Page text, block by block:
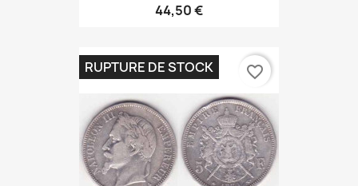
44,50 €
RUPTURE DE STOCK favorite_border